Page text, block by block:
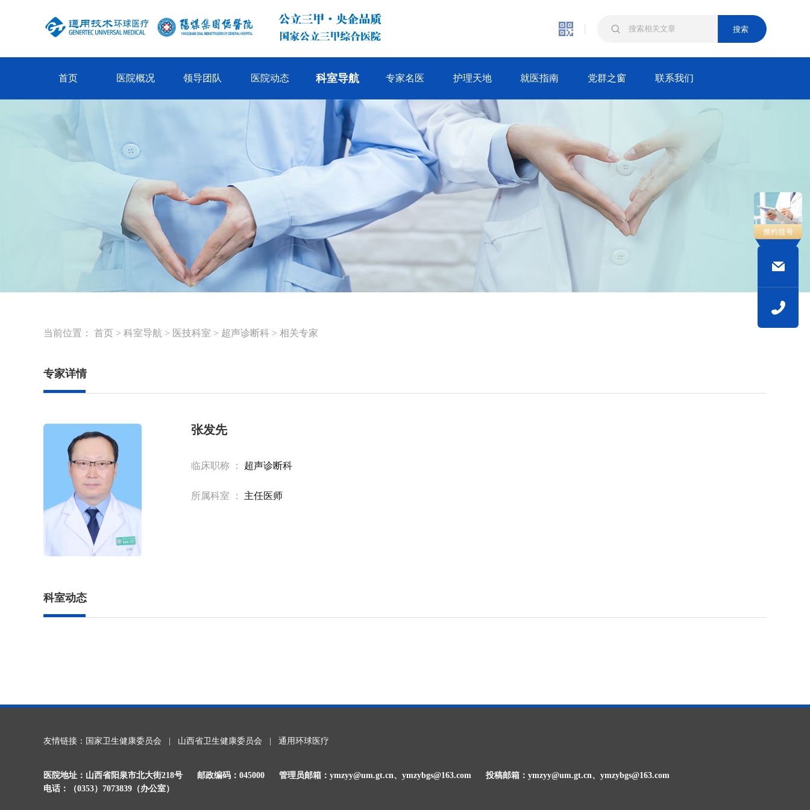
搜索
首页 医院概况 领导团队 医院动态 科室导航 专家名医 护理天地 就医指南 党群之窗 联系我们
当前位置： 首页 > 科室导航 > 医技科室 > 超声诊断科 > 相关专家
专家详情
张发先
临床职称 ： 超声诊断科
所属科室 ： 主任医师
科室动态
友情链接： 国家卫生健康委员会 | 山西省卫生健康委员会 | 通用环球医疗
医院地址：山西省阳泉市北大街218号 邮政编码：045000 管理员邮箱：ymzyy@um.gt.cn、ymzybgs@163.com
投稿邮箱：ymzyy@um.gt.cn、ymzybgs@163.com
电话：（0353）7073839（办公室）